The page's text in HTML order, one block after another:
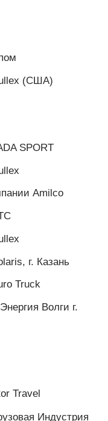
MOLL
ХК
ТИМЕРХАН
г. Омск
Tyres